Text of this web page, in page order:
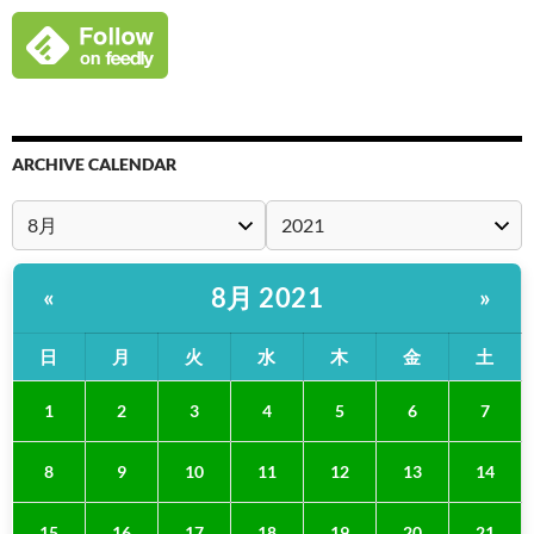
ARCHIVE CALENDAR
« 8月 2021 »
日 月 火 水 木 金 土
1 2 3 4 5 6 7
8 9 10 11 12 13 14